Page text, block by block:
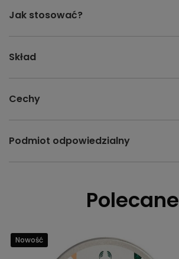
Jak stosować?
Skład
Cechy
Podmiot odpowiedzialny
Polecane
Nowość